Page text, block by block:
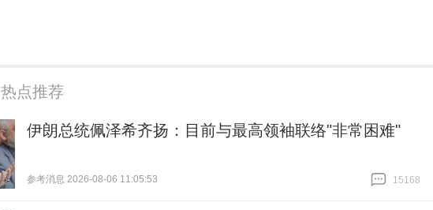
热点推荐
伊朗总统佩泽希齐扬：目前与最高领袖联络"非常困难"
参考消息 2026-08-06 11:05:53
15168